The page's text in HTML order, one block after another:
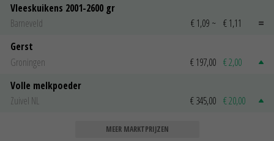
Vleeskuikens 2001-2600 gr
Barneveld
€ 1,09 ~ € 1,11
Gerst
Groningen
€ 197,00 € 2,00
Volle melkpoeder
Zuivel NL
€ 345,00 € 20,00
MEER MARKTPRIJZEN